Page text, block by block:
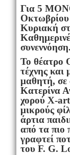
Για 5
Οκτωβρίου
Κυριακή
συνεννόηση.
Το θέατρο
τέχνης και
μαθητή, σε
Κατερίνα
χορού Χ-art
μικρούς
άρτια
από τα πιο
γραφτεί
του F. G.